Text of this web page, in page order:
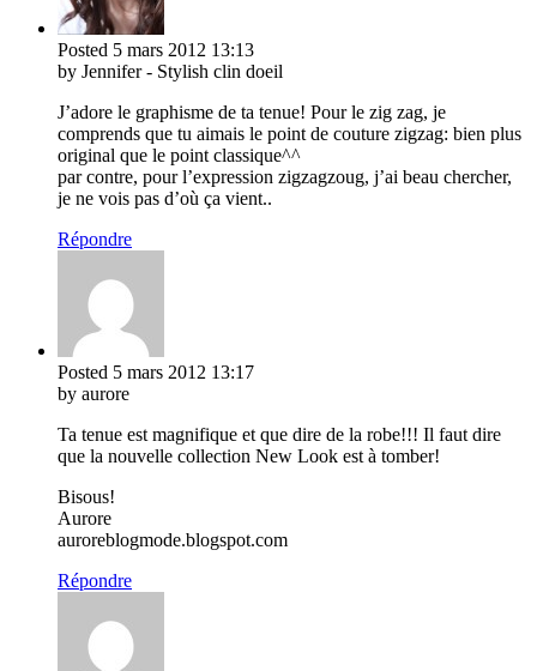
Posted 5 mars 2012 13:13
by Jennifer - Stylish clin doeil
J’adore le graphisme de ta tenue! Pour le zig zag, je
comprends que tu aimais le point de couture zigzag: bien plus
original que le point classique^^
par contre, pour l’expression zigzagzoug, j’ai beau chercher,
je ne vois pas d’où ça vient..
Répondre
Posted 5 mars 2012 13:17
by aurore
Ta tenue est magnifique et que dire de la robe!!! Il faut dire
que la nouvelle collection New Look est à tomber!
Bisous!
Aurore
auroreblogmode.blogspot.com
Répondre